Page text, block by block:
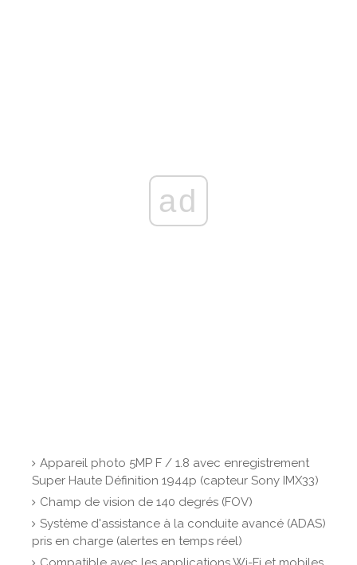
ad
Appareil photo 5MP F / 1.8 avec enregistrement
Super Haute Définition 1944p (capteur Sony IMX33)
Champ de vision de 140 degrés (FOV)
Système d'assistance à la conduite avancé (ADAS)
pris en charge (alertes en temps réel)